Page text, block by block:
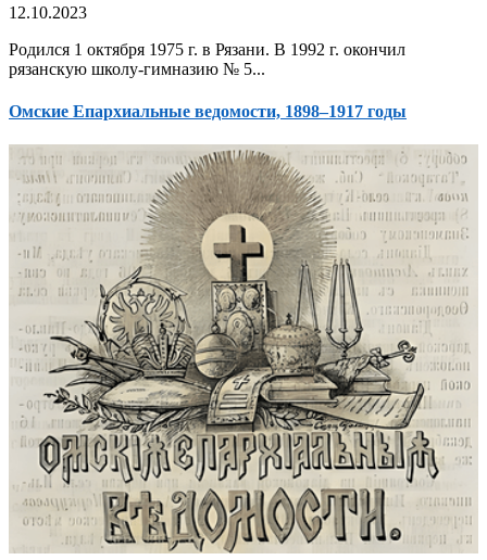
12.10.2023
Родился 1 октября 1975 г. в Рязани. В 1992 г. окончил
рязанскую школу-гимназию № 5...
Омские Епархиальные ведомости, 1898–1917 годы